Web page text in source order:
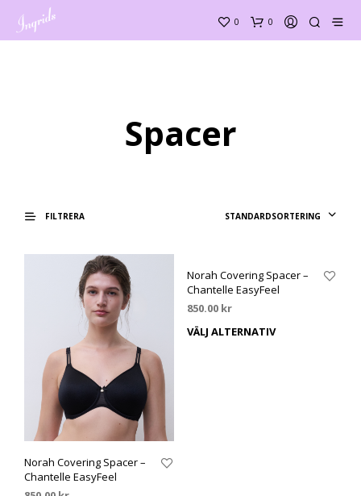
0 0
Spacer
FILTRERA STANDARDSORTERING
Norah Covering Spacer –
Chantelle EasyFeel
Norah Covering Spacer –
Chantelle EasyFeel
850.00 kr
VÄLJ ALTERNATIV